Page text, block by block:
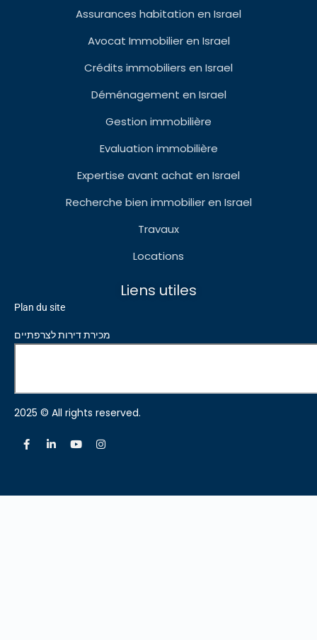
Assurances habitation en Israel
Avocat Immobilier en Israel
Crédits immobiliers en Israel
Déménagement en Israel
Gestion immobilière
Evaluation immobilière
Expertise avant achat en Israel
Recherche bien immobilier en Israel
Travaux
Locations
Liens utiles
Plan du site
מכירת דירות לצרפתיים
2025 © All rights reserved.